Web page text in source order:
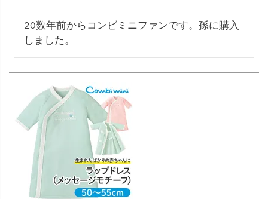
20数年前からコンビミニファンです。孫に購入
しました。